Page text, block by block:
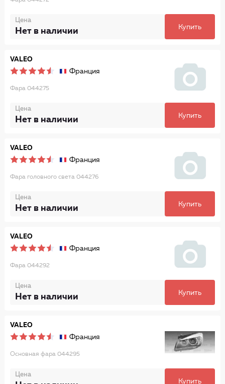
Цена
Нет в наличии Купить
VALEO
Франция
Фара 044275
Цена
Нет в наличии Купить
VALEO
Франция
Фара головного света 044276
Цена
Нет в наличии Купить
VALEO
Франция
Фара 044292
Цена
Нет в наличии Купить
VALEO
Франция
Основная фара 044295
Цена
Купить